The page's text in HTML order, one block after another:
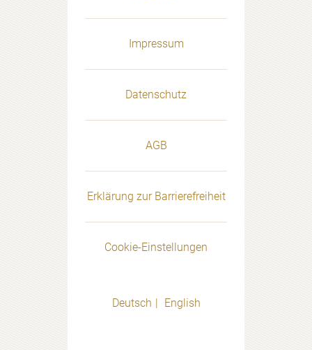
Impressum
Datenschutz
AGB
Erklärung zur Barrierefreiheit
Cookie-Einstellungen
Deutsch English